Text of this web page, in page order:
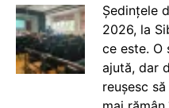
Ședințele
2026, la
ce este. O
ajută, dar
reușesc